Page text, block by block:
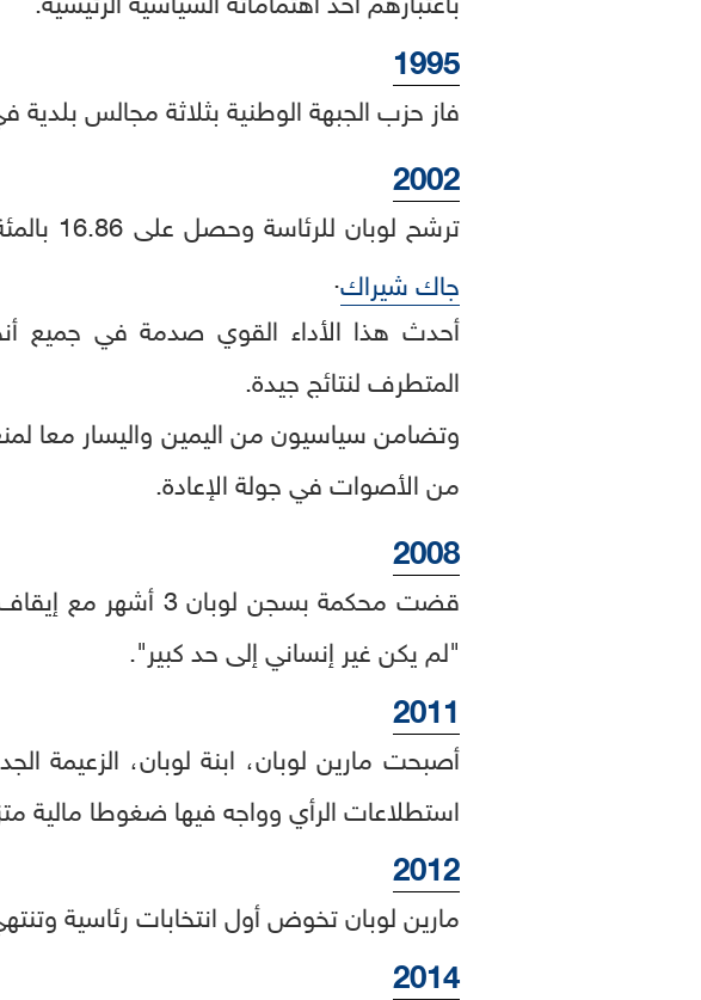
1995
فاز حزب الجبهة الوطنية بثلاثة مجالس بلدية
2002
ترشح لوبان للرئاسة وحصل على 16.86 بالمئة من الأصوات، وهو ماكان كفيلا بتأهيله لخوض جولة إعادة أمام
جاك شيراك.
أحدث هذا الأداء القوي صدمة في جميع
المتطرف لنتائج جيدة.
من الأصوات في جولة الإعادة.
2008
قضت محكمة بسجن لوبان 3 أشهر مع إيقاف التنفيذ وتغريمه عشرة آلاف يورو لقوله إن
"لم يكن غير إنساني إلى حد كبير".
2011
أصبحت مارين لوبان، ابنة لوبان، الزعيمة
استطلاعات الرأي وواجه فيها ضغوطا مالية
2012
مارين لوبان تخوض أول انتخابات رئاسية
2014